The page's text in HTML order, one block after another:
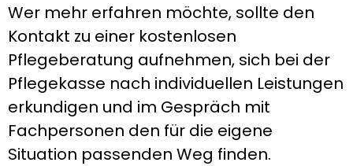
Wer mehr erfahren möchte, sollte den
Kontakt zu einer kostenlosen
Pflegeberatung aufnehmen, sich bei der
Pflegekasse nach individuellen Leistungen
erkundigen und im Gespräch mit
Fachpersonen den für die eigene
Situation passenden Weg finden.